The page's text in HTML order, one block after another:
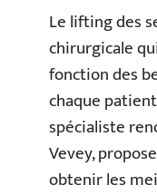
Le lifting des
chirurgicale
fonction des
chaque
spécialiste
Vevey,
obtenir les